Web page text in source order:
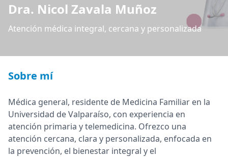
Dra. Nicol Zavala Muñoz
Atención médica integral, cercana y personalizada
Sobre mí
Médica general, residente de Medicina Familiar en la
Universidad de Valparaíso, con experiencia en
atención primaria y telemedicina. Ofrezco una
atención cercana, clara y personalizada, enfocada en
la prevención, el bienestar integral y el